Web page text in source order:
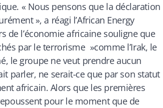
« Nous pensons que la déclaration
», a réagi l’African Energy
de l’économie africaine souligne que
par le terrorisme »comme l’Irak, le
le groupe ne veut prendre aucun
parler, ne serait-ce que par son statut
africain. Alors que les premières
pour le moment que de